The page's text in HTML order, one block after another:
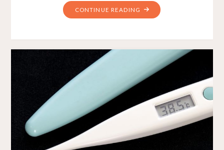
CONTINUE READING